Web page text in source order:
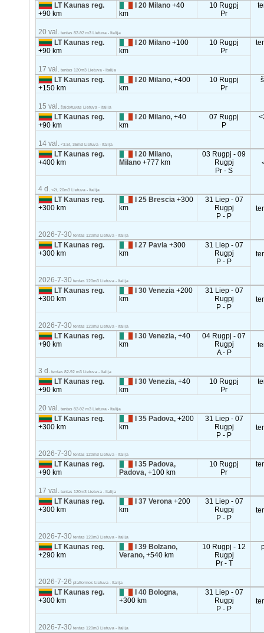
LT Kaunas reg.
+90 km
I 20 Milano+40
km
10 Rugpj
Pr
20 val. tentas 82-92 m3 Lietuva - Italija
LT Kaunas reg.
+90 km
I 20 Milano+100
km
10 Rugpj
Pr
17 val. tentas 120m3 Lietuva - Italija
LT Kaunas reg.
+150 km
I 20 Milano,+400
km
10 Rugpj
Pr
15 val. šaldytuvas Lietuva - Italija
LT Kaunas reg.
+90 km
I 20 Milano,+40
km
07 Rugpj
P
14 val. <3.5t, 35m3 Lietuva - Italija
LT Kaunas reg.
+400 km
I 20 Milano,
Milano+777 km
03 Rugpj - 09
Rugpj
Pr - S
4 d. <2t, 20m3 Lietuva - Italija
LT Kaunas reg.
+300 km
I 25 Brescia+300
km
31 Liep - 07
Rugpj
P - P
2026-7-30 tentas 120m3 Lietuva - Italija
LT Kaunas reg.
+300 km
I 27 Pavia+300
km
31 Liep - 07
Rugpj
P - P
2026-7-30 tentas 120m3 Lietuva - Italija
LT Kaunas reg.
+300 km
I 30 Venezia+200
km
31 Liep - 07
Rugpj
P - P
2026-7-30 tentas 120m3 Lietuva - Italija
LT Kaunas reg.
+90 km
I 30 Venezia,+40
km
04 Rugpj - 07
Rugpj
A - P
3 d. tentas 82-92 m3 Lietuva - Italija
LT Kaunas reg.
+90 km
I 30 Venezia,+40
km
10 Rugpj
Pr
20 val. tentas 82-92 m3 Lietuva - Italija
LT Kaunas reg.
+300 km
I 35 Padova,+200
km
31 Liep - 07
Rugpj
P - P
2026-7-30 tentas 120m3 Lietuva - Italija
LT Kaunas reg.
+90 km
I 35 Padova,
Padova,+100 km
10 Rugpj
Pr
17 val. tentas 120m3 Lietuva - Italija
LT Kaunas reg.
+300 km
I 37 Verona+200
km
31 Liep - 07
Rugpj
P - P
2026-7-30 tentas 120m3 Lietuva - Italija
LT Kaunas reg.
+290 km
I 39 Bolzano,
Verano,+540 km
10 Rugpj - 12
Rugpj
Pr - T
2026-7-26 platformos Lietuva - Italija
LT Kaunas reg.
+300 km
I 40 Bologna,
+300 km
31 Liep - 07
Rugpj
P - P
2026-7-30 tentas 120m3 Lietuva - Italija